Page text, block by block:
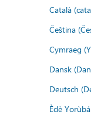
Català
Čeština
Cymraeg
Dansk
Deutsch
Èdè